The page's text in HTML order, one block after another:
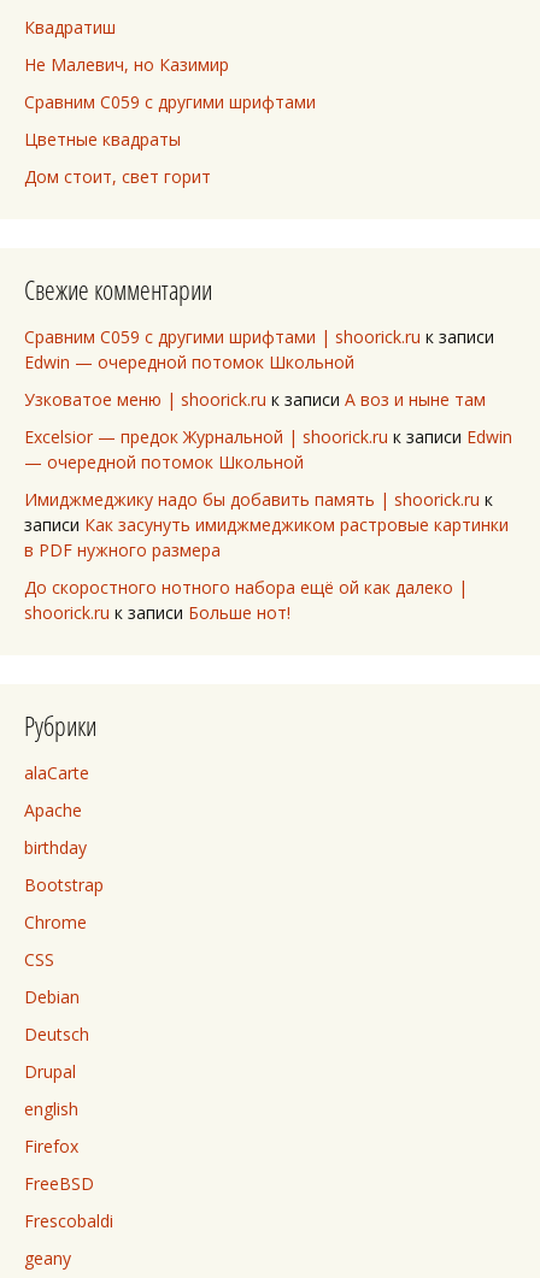
Квадратиш
Не Малевич, но Казимир
Сравним C059 с другими шрифтами
Цветные квадраты
Дом стоит, свет горит
Свежие комментарии
Сравним C059 с другими шрифтами | shoorick.ru к записи
Edwin — очередной потомок Школьной
Узковатое меню | shoorick.ru к записи А воз и ныне там
Excelsior — предок Журнальной | shoorick.ru к записи Edwin
— очередной потомок Школьной
Имиджмеджику надо бы добавить память | shoorick.ru к
записи Как засунуть имиджмеджиком растровые картинки
в PDF нужного размера
До скоростного нотного набора ещё ой как далеко |
shoorick.ru к записи Больше нот!
Рубрики
alaCarte
Apache
birthday
Bootstrap
Chrome
CSS
Debian
Deutsch
Drupal
english
Firefox
FreeBSD
Frescobaldi
geany